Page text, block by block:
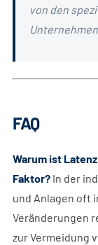
von den
FAQ
Warum ist
Faktor?In der
und Anlagen oft
Veränderungen
zur Vermeidung